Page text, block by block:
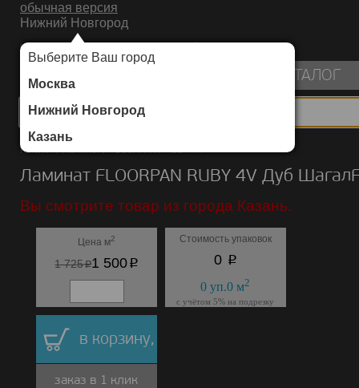
обычная версия
Нижний Новгород
Выберите Ваш город
Москва
Нижний Новгород
Казань
ИНТЕРНЕТ-МАГАЗИН НАПОЛЬНЫХ ПОКРЫТИЙ
КАТАЛОГ
Каталог/Ламинат/FLOORPAN/RUBY 4V
Ламинат FLOORPAN RUBY 4V Дуб
Вы смотрите товар из города Казань.
Цена м2
1 725p1 500p
Стоимость упаковок
0 p
0 уп.0 м2
с учётом 5% на подрезку
в корзину,
заказ в 1 клик